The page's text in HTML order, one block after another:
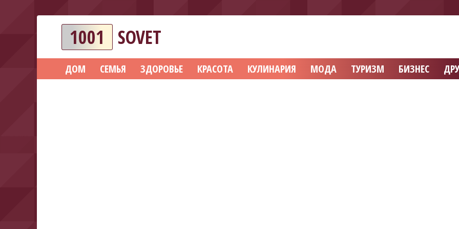
1001 SOVET
ДОМ СЕМЬЯ ЗДОРОВЬЕ КРАСОТА КУЛИНАРИЯ МОДА ТУРИЗМ БИЗНЕС